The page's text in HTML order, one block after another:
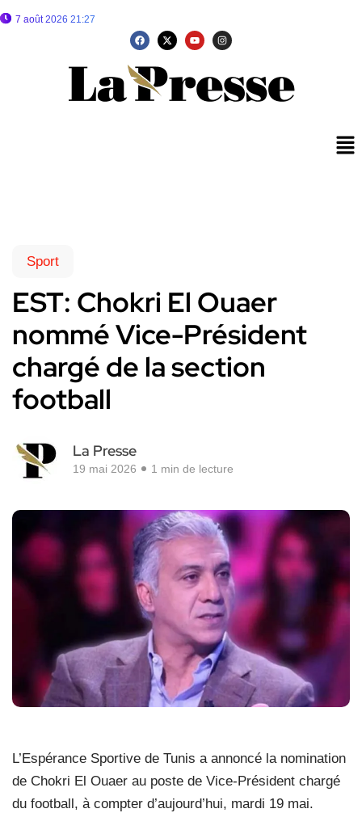
7 août 2026 21:27
Sport
EST: Chokri El Ouaer
nommé Vice-Président
chargé de la section
football
La Presse
19 mai 2026 1 min de lecture
L’Espérance Sportive de Tunis a annoncé la nomination
de Chokri El Ouaer au poste de Vice-Président chargé
du football, à compter d’aujourd’hui, mardi 19 mai.